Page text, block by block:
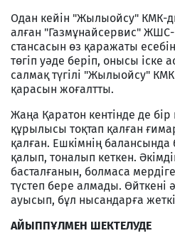
Одан кейін "Жылыойсу" КМК-
алған "Газмұнайсервис" ЖШС-
стансасын өз қаражаты
төгіп уәде беріп, онысы іске
салмақ түгілі "Жылыойсу"
қарасын жоғалтты.
Жаңа Қаратон кентінде де бір
құрылысы тоқтап қалған
қалған. Ешкімнің балансында
қалып, тоналып кеткен.
басталғанын, болмаса
түстеп бере алмады. Өйткені
ауысып, бұл нысандарға
АЙЫППҰЛМЕН ШЕКТЕЛУДЕ